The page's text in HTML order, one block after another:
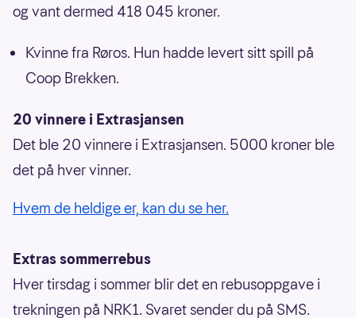
og vant dermed 418 045 kroner.
Kvinne fra Røros. Hun hadde levert sitt spill på
Coop Brekken.
20 vinnere i Extrasjansen
Det ble 20 vinnere i Extrasjansen. 5000 kroner ble
det på hver vinner.
Hvem de heldige er, kan du se her.
Extras sommerrebus
Hver tirsdag i sommer blir det en rebusoppgave i
trekningen på NRK1. Svaret sender du på SMS.